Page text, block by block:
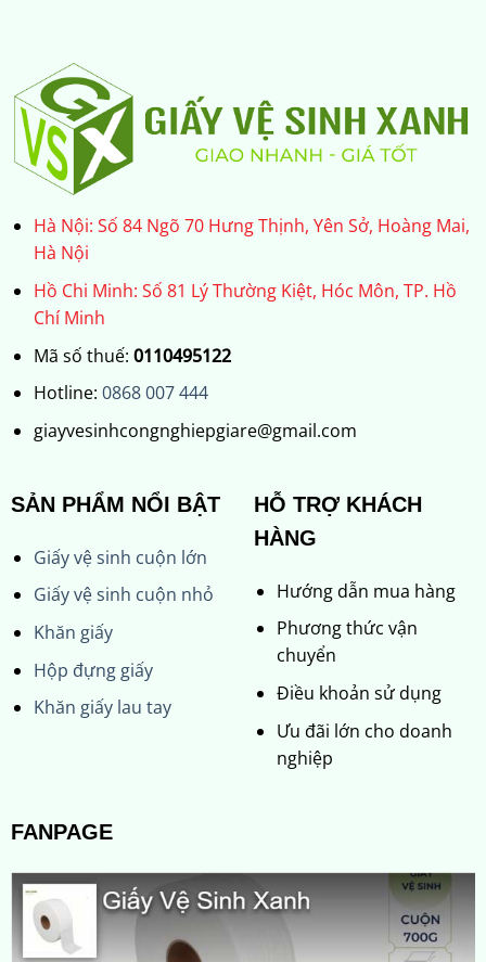
Hà Nội: Số 84 Ngõ 70 Hưng Thịnh, Yên Sở, Hoàng Mai,
Hà Nội
Hồ Chi Minh: Số 81 Lý Thường Kiệt, Hóc Môn, TP. Hồ
Chí Minh
Mã số thuế: 0110495122
Hotline: 0868 007 444
giayvesinhcongnghiepgiare@gmail.com
SẢN PHẨM NỔI BẬT
Giấy vệ sinh cuộn lớn
Giấy vệ sinh cuộn nhỏ
Khăn giấy
Hộp đựng giấy
Khăn giấy lau tay
HỖ TRỢ KHÁCH
HÀNG
Hướng dẫn mua hàng
Phương thức vận
chuyển
Điều khoản sử dụng
Ưu đãi lớn cho doanh
nghiệp
FANPAGE